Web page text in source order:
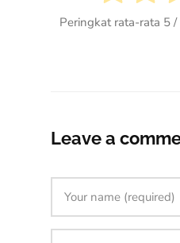
Peringkat rata-rata 5 /
Leave a